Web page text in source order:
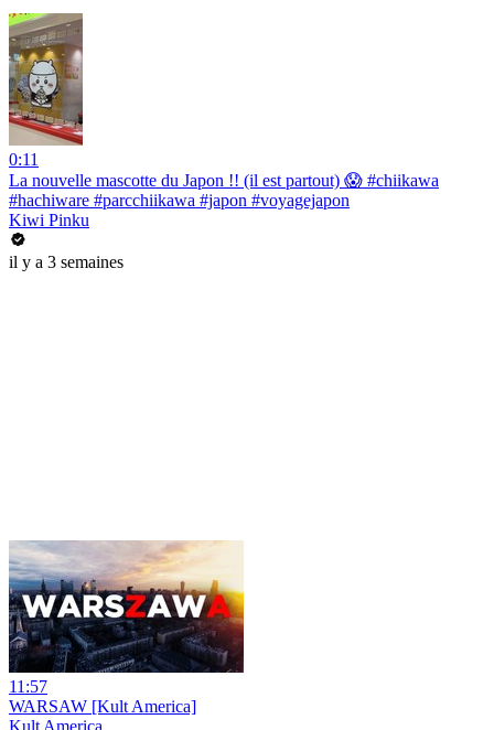
0:11
La nouvelle mascotte du Japon !! (il est partout) 😱 #chiikawa
#hachiware #parcchiikawa #japon #voyagejapon
Kiwi Pinku
il y a 3 semaines
11:57
WARSAW [Kult America]